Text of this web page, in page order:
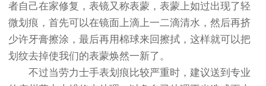
者自己在家修复，表镜又称表蒙，表蒙上如过出现了轻
微划痕，首先可以在镜面上滴上一二滴清水，然后再挤
少许牙膏擦涂，最后再用棉球来回擦拭，这样就可以把
划纹去掉使我们的表蒙焕然一新了。
不过当劳力士手表划痕比较严重时，建议送到专业